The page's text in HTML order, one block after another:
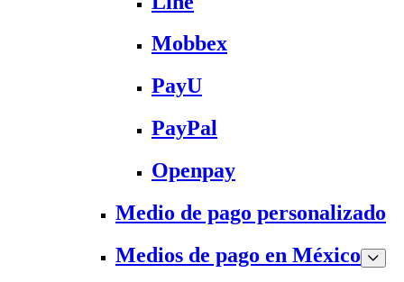
Mobbex
PayU
PayPal
Openpay
Medio de pago personalizado
Medios de pago en México